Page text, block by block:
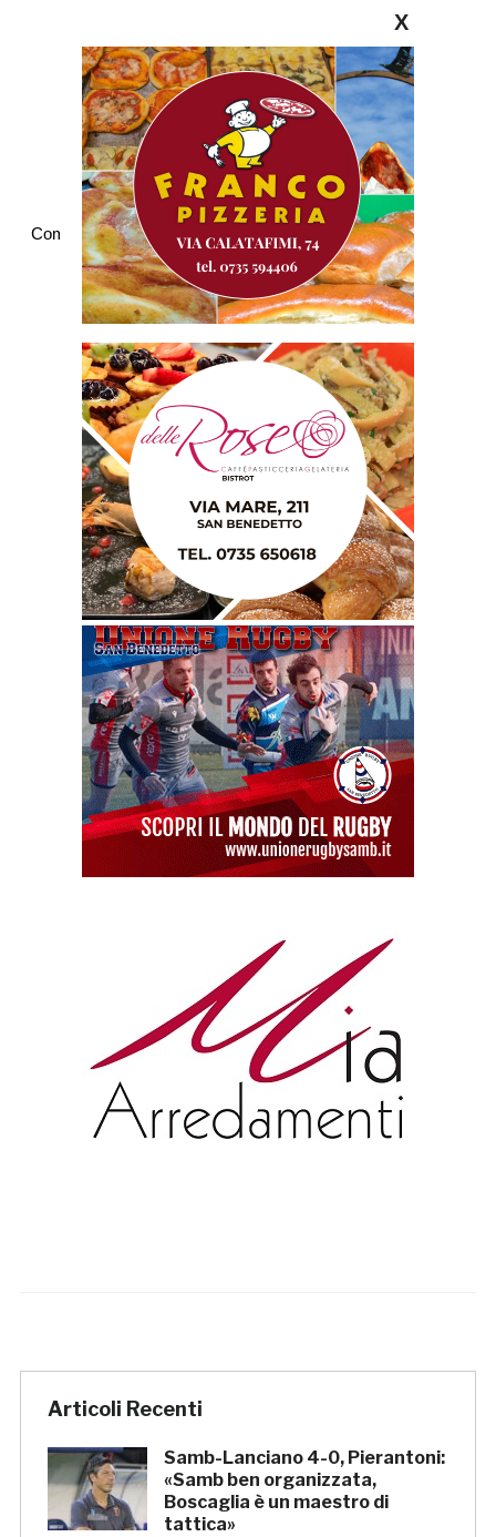
Commenti
Articoli Recenti
Samb-Lanciano 4-0, Pierantoni:
«Samb ben organizzata,
Boscaglia è un maestro di
tattica»
X